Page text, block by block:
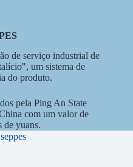
de serviço industrial de
um sistema de
do produto.
pela Ping An State
com um valor de
de yuans.